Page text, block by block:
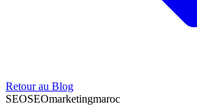
Retour au Blog
SEOSEOmarketingmaroc